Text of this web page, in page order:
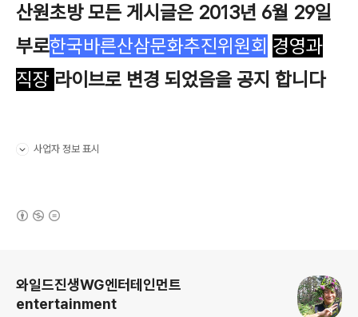
산원초방 모든 게시글은 2013년 6월 29일
부로한국바른산삼문화추진위원회 경영과
직장 라이브로 변경 되었음을 공지 합니다
사업자 정보 표시
와일드진생WG엔터테인먼트
entertainment